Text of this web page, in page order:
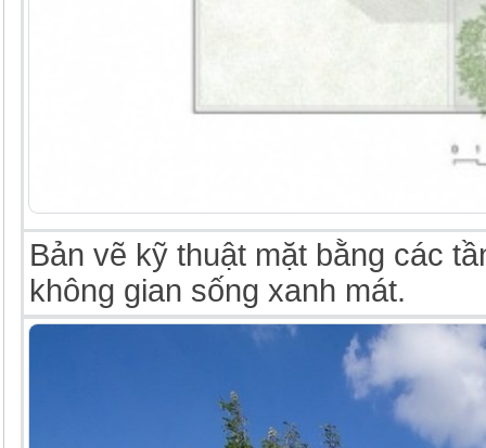
Bản vẽ kỹ thuật mặt bằng các
không gian sống xanh mát.